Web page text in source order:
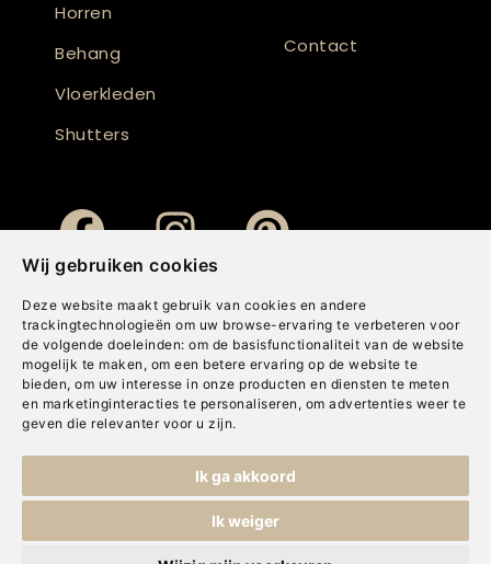
Wij gebruiken cookies
Deze website maakt gebruik van cookies en andere
trackingtechnologieën om uw browse-ervaring te verbeteren voor
de volgende doeleinden: om de basisfunctionaliteit van de website
mogelijk te maken , om een betere ervaring op de website te
bieden, om uw interesse in onze producten en diensten te meten
en marketinginteracties te personaliseren , om advertenties weer te
geven die relevanter voor u zijn.
Ik ga akkoord
Ik weiger
Horren
Behang
Vloerkleden
Shutters
Contact
Cookies